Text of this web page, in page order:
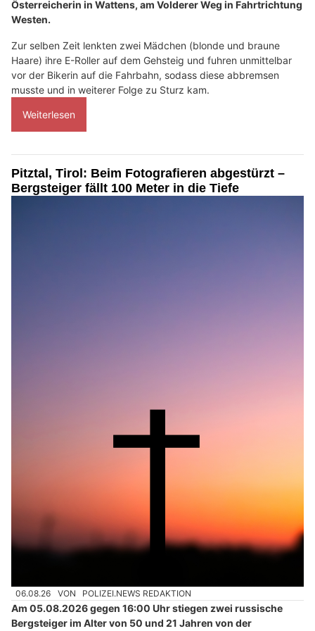
Österreicherin in Wattens, am Volderer Weg in Fahrtrichtung
Westen.
Zur selben Zeit lenkten zwei Mädchen (blonde und braune
Haare) ihre E-Roller auf dem Gehsteig und fuhren unmittelbar
vor der Bikerin auf die Fahrbahn, sodass diese abbremsen
musste und in weiterer Folge zu Sturz kam.
Weiterlesen
Pitztal, Tirol: Beim Fotografieren abgestürzt –
Bergsteiger fällt 100 Meter in die Tiefe
06.08.26 VON POLIZEI.NEWS REDAKTION
Am 05.08.2026 gegen 16:00 Uhr stiegen zwei russische
Bergsteiger im Alter von 50 und 21 Jahren von der